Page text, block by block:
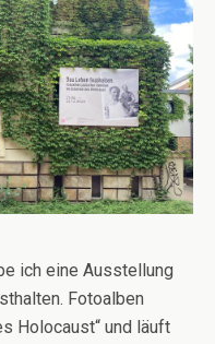
ich eine Ausstellung
Fotoalben
Holocaust“ und läuft